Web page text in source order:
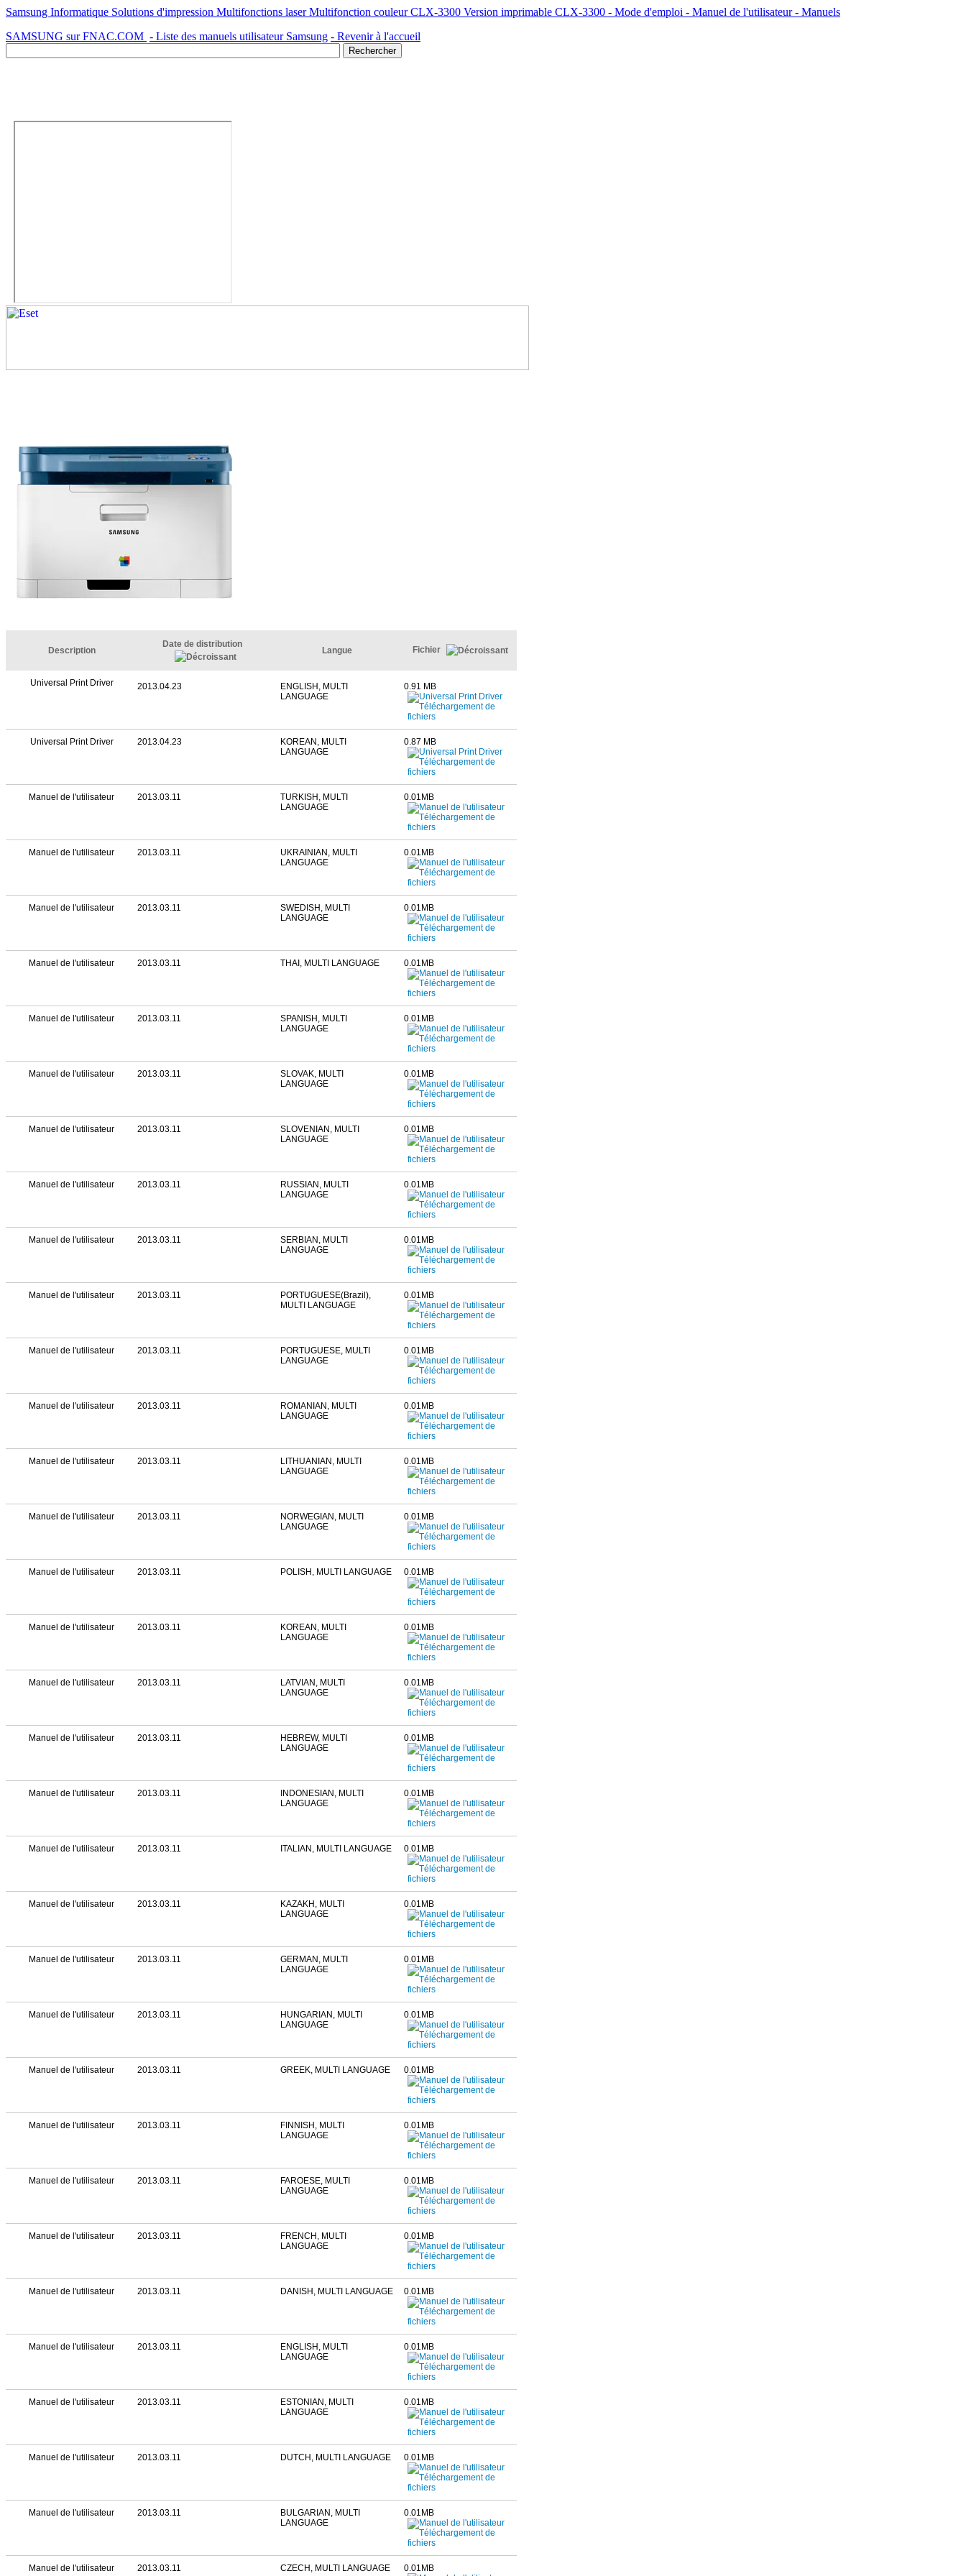
Samsung Informatique Solutions d'impression Multifonctions laser Multifonction couleur CLX-3300 Version imprimable CLX-3300 - Mode d'emploi - Manuel de l'utilisateur - Manuels
SAMSUNG sur FNAC.COM - Liste des manuels utilisateur Samsung - Revenir à l'accueil
Description
Date de distribution
Langue Fichier
Universal Print Driver 2013.04.23
ENGLISH, MULTI
LANGUAGE
0.91 MB
Universal Print Driver 2013.04.23
KOREAN, MULTI
LANGUAGE
0.87 MB
Manuel de l'utilisateur 2013.03.11
TURKISH, MULTI
LANGUAGE
0.01MB
Manuel de l'utilisateur 2013.03.11
UKRAINIAN, MULTI
LANGUAGE
0.01MB
Manuel de l'utilisateur 2013.03.11
SWEDISH, MULTI
LANGUAGE
0.01MB
Manuel de l'utilisateur 2013.03.11 THAI, MULTI LANGUAGE 0.01MB
Manuel de l'utilisateur 2013.03.11
SPANISH, MULTI
LANGUAGE
0.01MB
Manuel de l'utilisateur 2013.03.11
SLOVAK, MULTI
LANGUAGE
0.01MB
Manuel de l'utilisateur 2013.03.11
SLOVENIAN, MULTI
LANGUAGE
0.01MB
Manuel de l'utilisateur 2013.03.11
RUSSIAN, MULTI
LANGUAGE
0.01MB
Manuel de l'utilisateur 2013.03.11
SERBIAN, MULTI
LANGUAGE
0.01MB
Manuel de l'utilisateur 2013.03.11
PORTUGUESE(Brazil),
MULTI LANGUAGE
0.01MB
Manuel de l'utilisateur 2013.03.11
PORTUGUESE, MULTI
LANGUAGE
0.01MB
Manuel de l'utilisateur 2013.03.11
ROMANIAN, MULTI
LANGUAGE
0.01MB
Manuel de l'utilisateur 2013.03.11
LITHUANIAN, MULTI
LANGUAGE
0.01MB
Manuel de l'utilisateur 2013.03.11
NORWEGIAN, MULTI
LANGUAGE
0.01MB
Manuel de l'utilisateur 2013.03.11 POLISH, MULTI LANGUAGE 0.01MB
Manuel de l'utilisateur 2013.03.11
KOREAN, MULTI
LANGUAGE
0.01MB
Manuel de l'utilisateur 2013.03.11
LATVIAN, MULTI
LANGUAGE
0.01MB
Manuel de l'utilisateur 2013.03.11
HEBREW, MULTI
LANGUAGE
0.01MB
Manuel de l'utilisateur 2013.03.11
INDONESIAN, MULTI
LANGUAGE
0.01MB
Manuel de l'utilisateur 2013.03.11 ITALIAN, MULTI LANGUAGE 0.01MB
Manuel de l'utilisateur 2013.03.11
KAZAKH, MULTI
LANGUAGE
0.01MB
Manuel de l'utilisateur 2013.03.11
GERMAN, MULTI
LANGUAGE
0.01MB
Manuel de l'utilisateur 2013.03.11
HUNGARIAN, MULTI
LANGUAGE
0.01MB
Manuel de l'utilisateur 2013.03.11 GREEK, MULTI LANGUAGE 0.01MB
Manuel de l'utilisateur 2013.03.11
FINNISH, MULTI
LANGUAGE
0.01MB
Manuel de l'utilisateur 2013.03.11
FAROESE, MULTI
LANGUAGE
0.01MB
Manuel de l'utilisateur 2013.03.11
FRENCH, MULTI
LANGUAGE
0.01MB
Manuel de l'utilisateur 2013.03.11 DANISH, MULTI LANGUAGE 0.01MB
Manuel de l'utilisateur 2013.03.11
ENGLISH, MULTI
LANGUAGE
0.01MB
Manuel de l'utilisateur 2013.03.11
ESTONIAN, MULTI
LANGUAGE
0.01MB
Manuel de l'utilisateur 2013.03.11 DUTCH, MULTI LANGUAGE 0.01MB
Manuel de l'utilisateur 2013.03.11
BULGARIAN, MULTI
LANGUAGE
0.01MB
Manuel de l'utilisateur 2013.03.11 CZECH, MULTI LANGUAGE 0.01MB